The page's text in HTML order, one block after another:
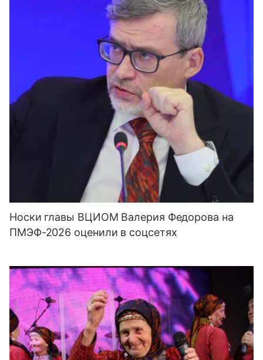
Носки главы ВЦИОМ Валерия Федорова на
ПМЭФ-2026 оценили в соцсетях